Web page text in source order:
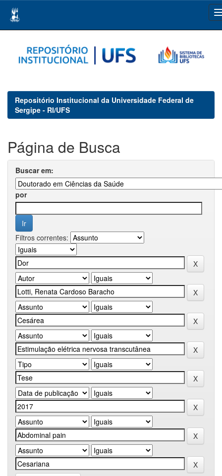
navigation
Repositório Institucional da Universidade Federal de
Sergipe - RI/UFS
Página de Busca
Buscar em:
por
Filtros correntes: